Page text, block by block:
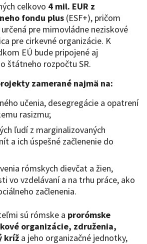
celkovo 4 mil. EUR z
fondu plus (ESF+), pričom
pre mimovládne neziskové
pre cirkevné organizácie. K
EÚ bude pripojené aj
štátneho rozpočtu SR.
zamerané najmä na:
učenia, desegregácie a opatrení
rasizmu;
ľudí z marginalizovaných
a ich úspešné začlenenie do
rómskych dievčat a žien,
vo vzdelávaní a na trhu práce, ako
začlenenia.
sú rómske a prorómske
organizácie, združenia,
kríž a jeho organizačné jednotky,